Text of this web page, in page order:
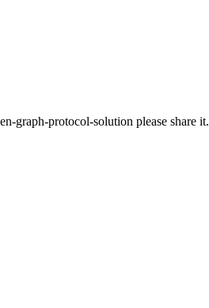
graph-protocol-solution please share it.